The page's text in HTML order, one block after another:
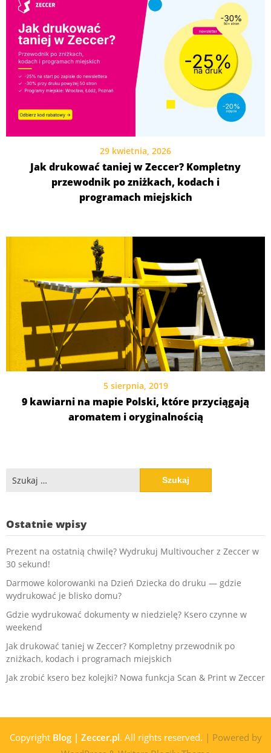
29 kwietnia, 2026
Jak drukować taniej w Zeccer? Kompletny
przewodnik po zniżkach, kodach i
programach miejskich
5 sierpnia, 2019
9 kawiarni na mapie Polski, które przyciągają
aromatem i oryginalnością
Ostatnie wpisy
Prezent na ostatnią chwilę? Wydrukuj Multivoucher z Zeccer w
30 sekund!
Darmowe kolorowanki na Dzień Dziecka do druku — gdzie
wydrukować je blisko domu?
Gdzie wydrukować dokumenty w niedzielę? Ksero czynne w
weekend
Jak drukować taniej w Zeccer? Kompletny przewodnik po
zniżkach, kodach i programach miejskich
Jak zrobić ksero bez kolejki? Nowa funkcja Scan & Print w Zeccer
Copyright Blog | Zeccer.pl. All rights reserved. | Powered by